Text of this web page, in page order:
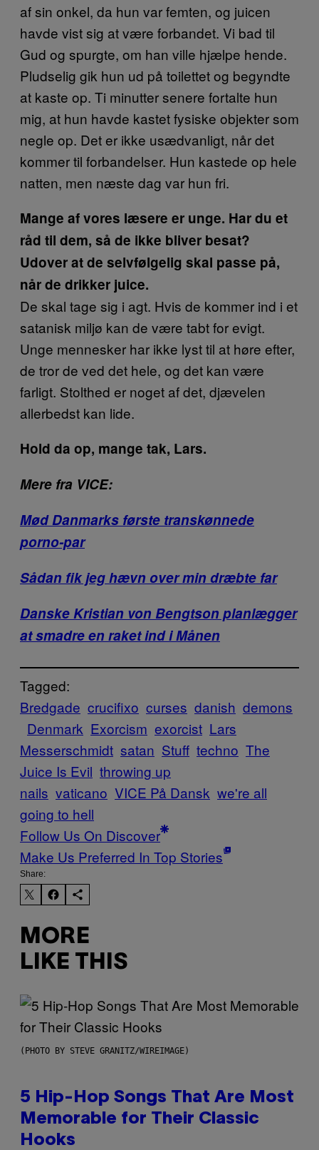
af sin onkel, da hun var femten, og juicen
havde vist sig at være forbandet. Vi bad til
Gud og spurgte, om han ville hjælpe hende.
Pludselig gik hun ud på toilettet og begyndte
at kaste op. Ti minutter senere fortalte hun
mig, at hun havde kastet fysiske objekter som
negle op. Det er ikke usædvanligt, når det
kommer til forbandelser. Hun kastede op hele
natten, men næste dag var hun fri.
Mange af vores læsere er unge. Har du et
råd til dem, så de ikke bliver besat?
Udover at de selvfølgelig skal passe på,
når de drikker juice.
De skal tage sig i agt. Hvis de kommer ind i et
satanisk miljø kan de være tabt for evigt.
Unge mennesker har ikke lyst til at høre efter,
de tror de ved det hele, og det kan være
farligt. Stolthed er noget af det, djævelen
allerbedst kan lide.
Hold da op, mange tak, Lars.
Mere fra VICE:
Mød Danmarks første transkønnede
porno-par
Sådan fik jeg hævn over min dræbte far
Danske Kristian von Bengtson planlægger
at smadre en raket ind i Månen
Tagged:
Bredgade crucifixo curses danish demons
Denmark Exorcism exorcist Lars
Messerschmidt satan Stuff techno The
Juice Is Evil throwing up
nails vaticano VICE På Dansk we're all
going to hell
Follow Us On Discover
Make Us Preferred In Top Stories
Share:
MORE
LIKE THIS
(PHOTO BY STEVE GRANITZ/WIREIMAGE)
5 Hip-Hop Songs That Are Most
Memorable for Their Classic
Hooks